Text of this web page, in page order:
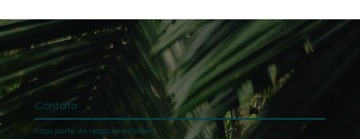
Contato
Faça parte de nossa newsletter